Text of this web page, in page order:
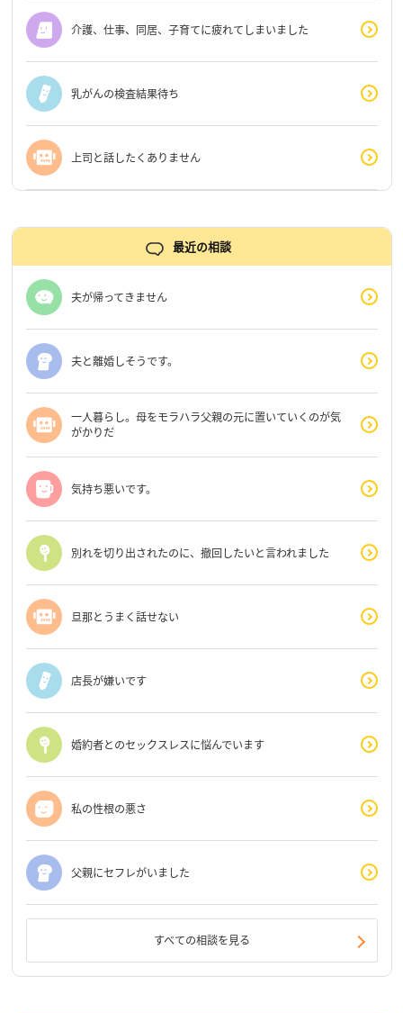
介護、仕事、同居、子育てに疲れてしまいました
乳がんの検査結果待ち
上司と話したくありません
最近の相談
夫が帰ってきません
夫と離婚しそうです。
一人暮らし。母をモラハラ父親の元に置いていくのが気
がかりだ
気持ち悪いです。
別れを切り出されたのに、撤回したいと言われました
旦那とうまく話せない
店長が嫌いです
婚約者とのセックスレスに悩んでいます
私の性根の悪さ
父親にセフレがいました
すべての相談を見る